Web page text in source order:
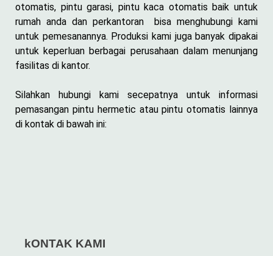
otomatis, pintu garasi, pintu kaca otomatis baik untuk
rumah anda dan perkantoran bisa menghubungi kami
untuk pemesanannya. Produksi kami juga banyak dipakai
untuk keperluan berbagai perusahaan dalam menunjang
fasilitas di kantor.
Silahkan hubungi kami secepatnya untuk informasi
pemasangan pintu hermetic atau pintu otomatis lainnya
di kontak di bawah ini:
kONTAK KAMI